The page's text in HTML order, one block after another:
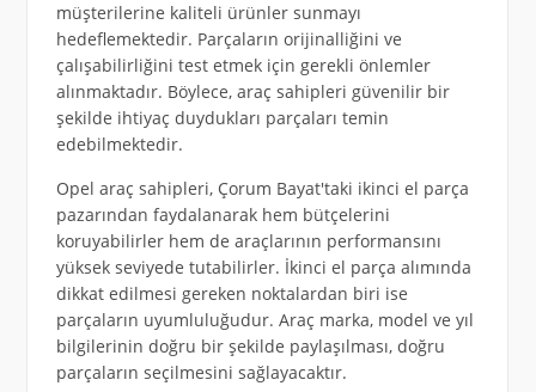
müşterilerine kaliteli ürünler sunmayı
hedeflemektedir. Parçaların orijinalliğini ve
çalışabilirliğini test etmek için gerekli önlemler
alınmaktadır. Böylece, araç sahipleri güvenilir bir
şekilde ihtiyaç duydukları parçaları temin
edebilmektedir.
Opel araç sahipleri, Çorum Bayat'taki ikinci el parça
pazarından faydalanarak hem bütçelerini
koruyabilirler hem de araçlarının performansını
yüksek seviyede tutabilirler. İkinci el parça alımında
dikkat edilmesi gereken noktalardan biri ise
parçaların uyumluluğudur. Araç marka, model ve yıl
bilgilerinin doğru bir şekilde paylaşılması, doğru
parçaların seçilmesini sağlayacaktır.